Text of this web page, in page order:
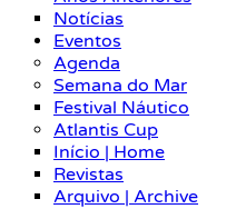
Notícias
Eventos
Agenda
Semana do Mar
Festival Náutico
Atlantis Cup
Início | Home
Revistas
Arquivo | Archive